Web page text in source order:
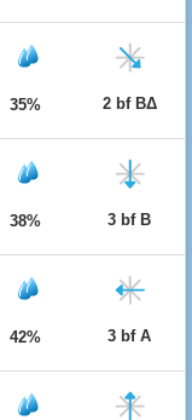
35% 2 bf ΒΔ
38% 3 bf Β
42% 3 bf Α